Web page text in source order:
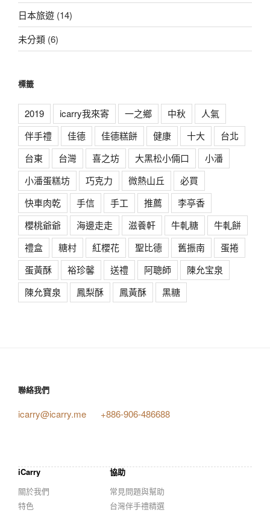
日本旅遊 (14)
未分類 (6)
標籤
2019 icarry我來寄 一之鄉 中秋
人氣
伴手禮
佳德 佳德糕餅 健康 十大
台北
台東
台灣 喜之坊 大黑松小倆口
小潘
小潘蛋糕坊
巧克力 微熱山丘
必買
快車肉乾
手信 手工 推薦
李亭香
櫻桃爺爺
海邊走走 滋養軒 牛軋糖
牛軋餅
禮盒
糖村 紅櫻花 聖比德 舊振南
蛋捲
蛋黃酥
裕珍馨 送禮 阿聰師
陳允宝泉
陳允寶泉
鳳梨酥 鳳黃酥 黑糖
聯絡我們
icarry@icarry.me +886-906-486688
iCarry
關於我們
特色
協助
常見問題與幫助
台灣伴手禮精選